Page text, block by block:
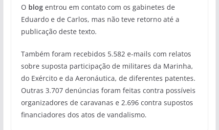
O blogentrou em contato com os gabinetes de
Eduardo e de Carlos, mas não teve retorno até a
publicação deste texto.
Também foram recebidos 5.582 e-mails com relatos
sobre suposta participação de militares da Marinha,
do Exército e da Aeronáutica, de diferentes patentes.
Outras 3.707 denúncias foram feitas contra possíveis
organizadores de caravanas e 2.696 contra supostos
financiadores dos atos de vandalismo.